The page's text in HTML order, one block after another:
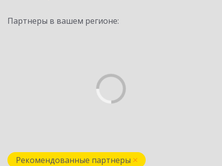
Партнеры в вашем регионе:
Рекомендованные партнеры